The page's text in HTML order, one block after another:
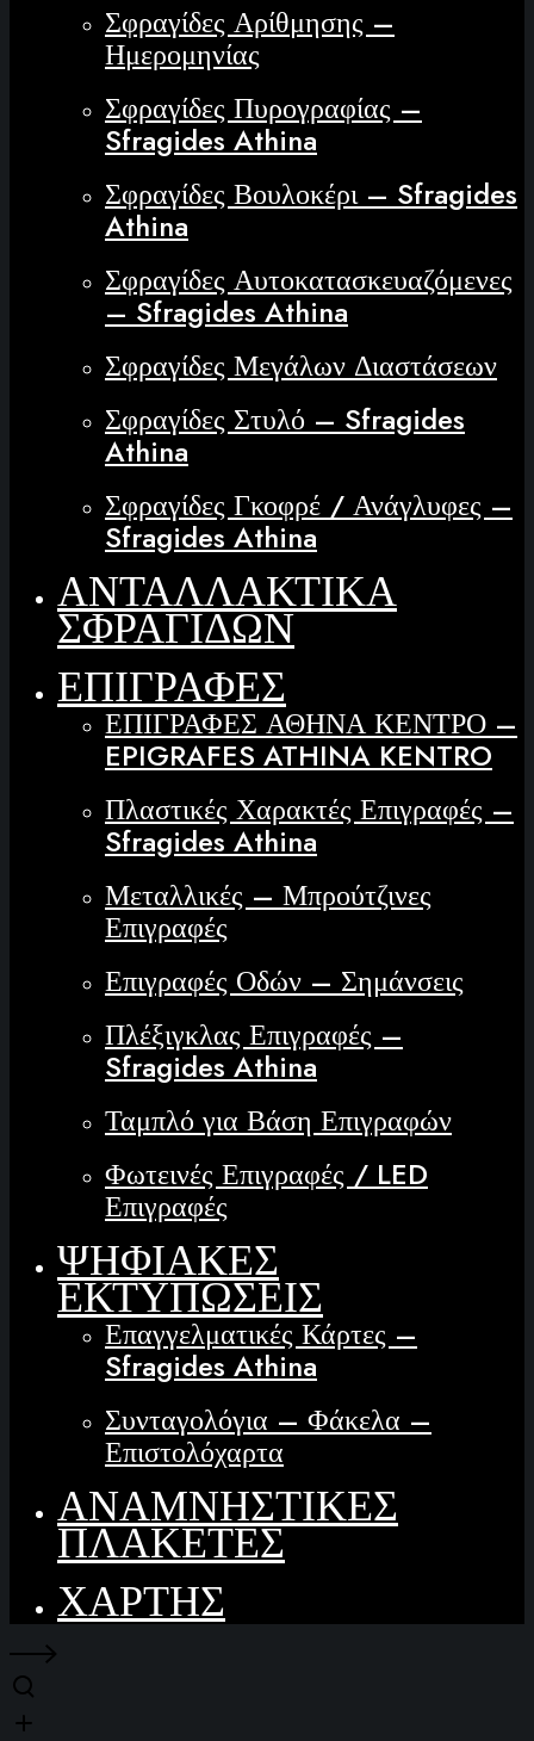
Σφραγίδες Αρίθμησης –
Ημερομηνίας
Σφραγίδες Πυρογραφίας –
Sfragides Athina
Σφραγίδες Βουλοκέρι – Sfragides
Athina
Σφραγίδες Αυτοκατασκευαζόμενες
– Sfragides Athina
Σφραγίδες Μεγάλων Διαστάσεων
Σφραγίδες Στυλό – Sfragides
Athina
Σφραγίδες Γκοφρέ / Ανάγλυφες –
Sfragides Athina
ΑΝΤΑΛΛΑΚΤΙΚΑ
ΣΦΡΑΓΙΔΩΝ
ΕΠΙΓΡΑΦΕΣ
ΕΠΙΓΡΑΦΕΣ ΑΘΗΝΑ ΚΕΝΤΡΟ –
EPIGRAFES ATHINA KENTRO
Πλαστικές Χαρακτές Επιγραφές –
Sfragides Athina
Μεταλλικές – Μπρούτζινες
Επιγραφές
Επιγραφές Οδών – Σημάνσεις
Πλέξιγκλας Επιγραφές –
Sfragides Athina
Ταμπλό για Βάση Επιγραφών
Φωτεινές Επιγραφές / LED
Επιγραφές
ΨΗΦΙΑΚΕΣ
ΕΚΤΥΠΩΣΕΙΣ
Επαγγελματικές Κάρτες –
Sfragides Athina
Συνταγολόγια – Φάκελα –
Επιστολόχαρτα
ΑΝΑΜΝΗΣΤΙΚΕΣ
ΠΛΑΚΕΤΕΣ
ΧΑΡΤΗΣ